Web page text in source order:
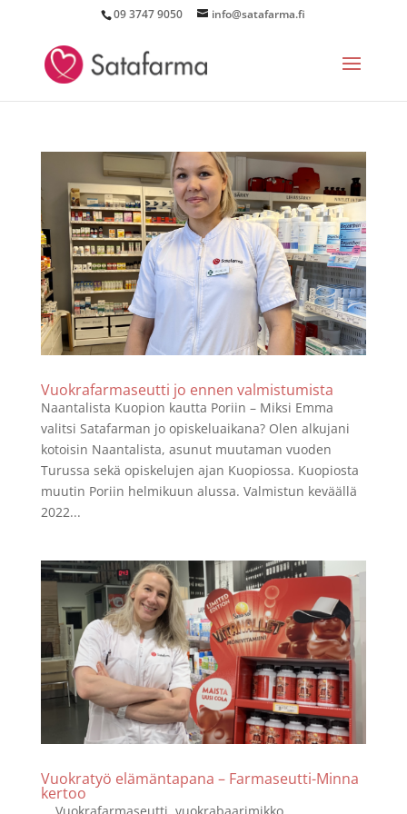
09 3747 9050 info@satafarma.fi
Vuokrafarmaseutti jo ennen valmistumista
Naantalista Kuopion kautta Poriin – Miksi Emma
valitsi Satafarman jo opiskeluaikana? Olen alkujani
kotoisin Naantalista, asunut muutaman vuoden
Turussa sekä opiskelujen ajan Kuopiossa. Kuopiosta
muutin Poriin helmikuun alussa. Valmistun keväällä
2022...
Vuokratyö elämäntapana – Farmaseutti-Minna
kertoo
Vuokrafarmaseutti, vuokrabaarimikko,